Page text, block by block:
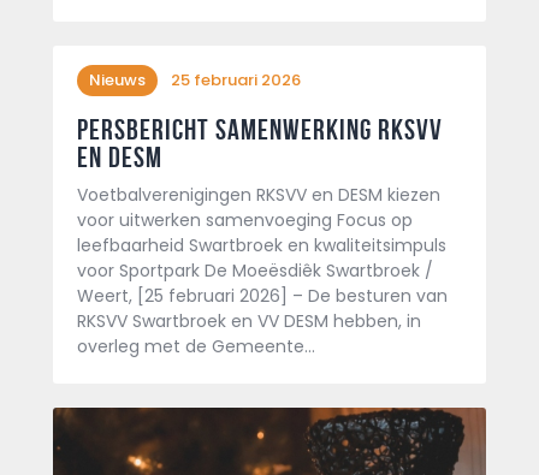
Nieuws 25 februari 2026
Persbericht Samenwerking RKSVV
en DESM
Voetbalverenigingen RKSVV en DESM kiezen
voor uitwerken samenvoeging Focus op
leefbaarheid Swartbroek en kwaliteitsimpuls
voor Sportpark De Moeësdiêk Swartbroek /
Weert, [25 februari 2026] – De besturen van
RKSVV Swartbroek en VV DESM hebben, in
overleg met de Gemeente…